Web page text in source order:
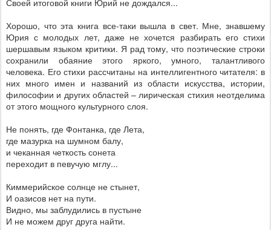
Хорошо, что эта книга все-таки вышла в свет. Мне, знавшему
Юрия с молодых лет, даже не хочется разбирать его стихи
шершавым языком критики. Я рад тому, что поэтические строки
сохранили обаяние этого яркого, умного, талантливого
человека. Его стихи рассчитаны на интеллигентного читателя: в
них много имен и названий из области искусства, истории,
философии и других областей – лирическая стихия неотделима
от этого мощного культурного слоя.
Не понять, где Фонтанка, где Лета,
где мазурка на шумном балу,
и чеканная четкость сонета
переходит в певучую мглу...
Киммерийское солнце не стынет,
И оазисов нет на пути.
Видно, мы заблудились в пустыне
И не можем друг друга найти.